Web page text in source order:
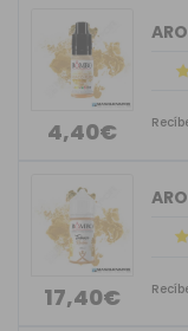
4,40€
17,40€